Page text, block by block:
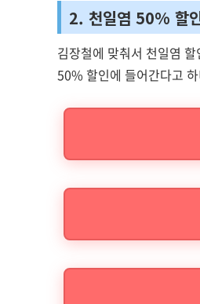
2. 천일염 50% 할
김장철에 맞춰서 천일염
50% 할인에 들어간다고